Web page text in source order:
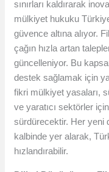
sınırları kaldırarak
mülkiyet hukuku
güvence altına alıyor.
çağın hızla artan
güncelleniyor. Bu
destek sağlamak için
fikri mülkiyet yasaları,
ve yaratıcı sektörler
sürdürecektir. Her yeni
kalbinde yer alarak,
hızlandırabilir.